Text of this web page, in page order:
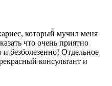
который мучил меня
что очень приятно
безболезенно! Отдельное
консультант и